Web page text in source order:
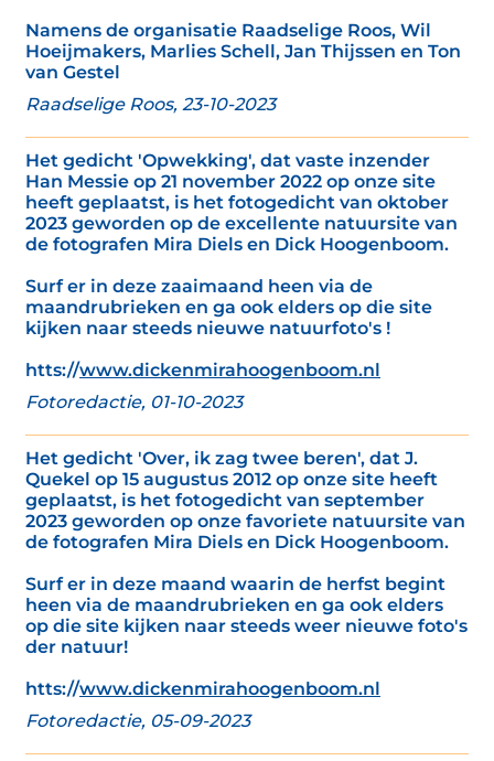
Namens de organisatie Raadselige Roos, Wil
Hoeijmakers, Marlies Schell, Jan Thijssen en Ton
van Gestel
Raadselige Roos, 23-10-2023
Het gedicht 'Opwekking', dat vaste inzender
Han Messie op 21 november 2022 op onze site
heeft geplaatst, is het fotogedicht van oktober
2023 geworden op de excellente natuursite van
de fotografen Mira Diels en Dick Hoogenboom.
Surf er in deze zaaimaand heen via de
maandrubrieken en ga ook elders op die site
kijken naar steeds nieuwe natuurfoto's !
htts://www.dickenmirahoogenboom.nl
Fotoredactie, 01-10-2023
Het gedicht 'Over, ik zag twee beren', dat J.
Quekel op 15 augustus 2012 op onze site heeft
geplaatst, is het fotogedicht van september
2023 geworden op onze favoriete natuursite van
de fotografen Mira Diels en Dick Hoogenboom.
Surf er in deze maand waarin de herfst begint
heen via de maandrubrieken en ga ook elders
op die site kijken naar steeds weer nieuwe foto's
der natuur!
htts://www.dickenmirahoogenboom.nl
Fotoredactie, 05-09-2023